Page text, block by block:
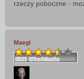
rzeczy poboczne -
Maegi